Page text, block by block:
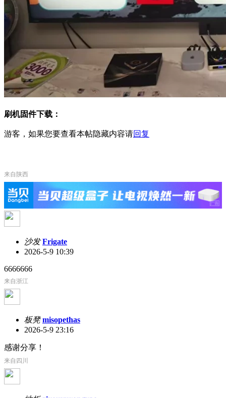
刷机固件下载：
游客，如果您要查看本帖隐藏内容请回复
来自陕西
沙发 Frigate
2026-5-9 10:39
6666666
来自浙江
板凳 misopethas
2026-5-9 23:16
感谢分享！
来自四川